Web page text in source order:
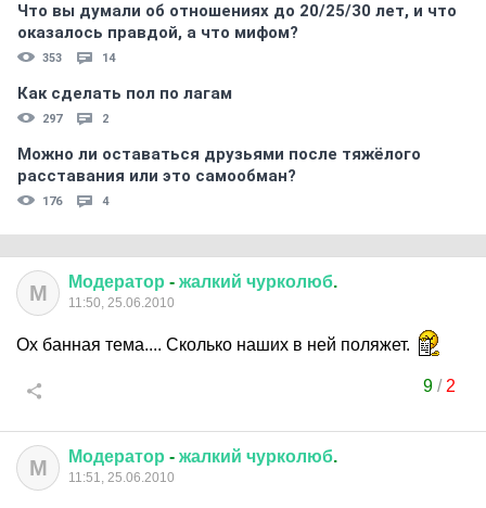
Что вы думали об отношениях до 20/25/30 лет, и что
оказалось правдой, а что мифом?
353 14
Как сделать пол по лагам
297 2
Можно ли оставаться друзьями после тяжёлого
расставания или это самообман?
176 4
М Модератор - жалкий чурколюб.
11:50, 25.06.2010
Ох банная тема.... Сколько наших в ней поляжет.
9/ 2
М Модератор - жалкий чурколюб.
11:51, 25.06.2010